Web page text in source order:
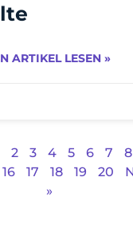
ARTIKEL LESEN »
2 3 4 5 6 7 8
16 17 18 19 20
»